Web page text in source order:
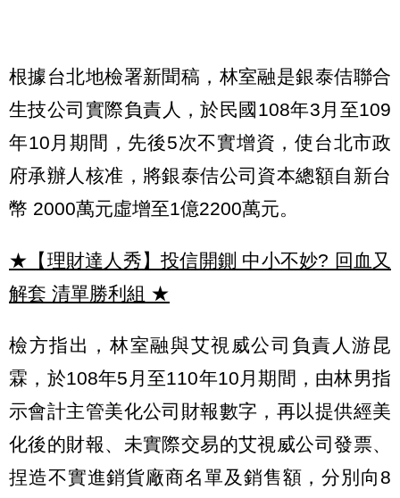
根據台北地檢署新聞稿，林室融是銀泰佶聯合
生技公司實際負責人，於民國108年3月至109
年10月期間，先後5次不實增資，使台北市政
府承辦人核准，將銀泰佶公司資本總額自新台
幣 2000萬元虛增至1億2200萬元。
★【理財達人秀】投信開鍘 中小不妙? 回血又
解套 清單勝利組 ★
檢方指出，林室融與艾視威公司負責人游昆
霖，於108年5月至110年10月期間，由林男指
示會計主管美化公司財報數字，再以提供經美
化後的財報、未實際交易的艾視威公司發票、
捏造不實進銷貨廠商名單及銷售額，分別向8